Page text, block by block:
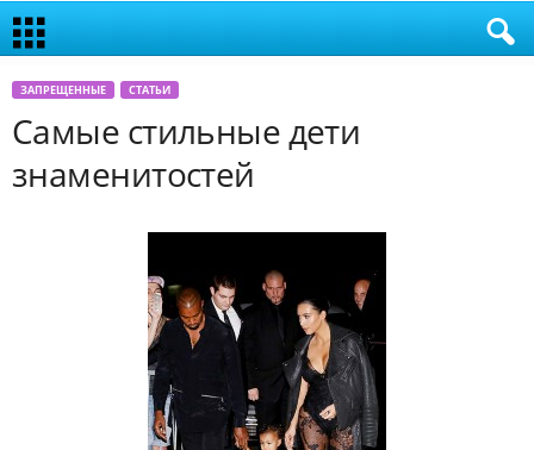
ЗАПРЕЩЕННЫЕ СТАТЬИ
Самые стильные дети
знаменитостей